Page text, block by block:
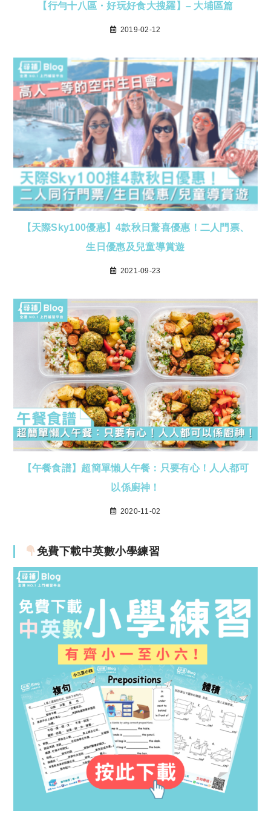
【行勻十八區・好玩好食大搜羅】– 大埔區篇
2019-02-12
【天際Sky100優惠】4款秋日驚喜優惠！二人門票、
生日優惠及兒童導賞遊
2021-09-23
【午餐食譜】超簡單懶人午餐：只要有心！人人都可
以係廚神！
2020-11-02
免費下載中英數小學練習